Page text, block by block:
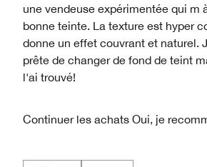
une vendeuse expérimentée qui m
bonne teinte. La texture est hyper
donne un effet couvrant et naturel.
prête de changer de fond de teint
l'ai trouvé!
Continuer les achats Oui, je